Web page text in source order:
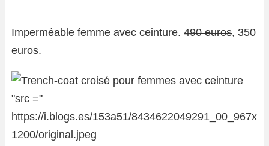
Imperméable femme avec ceinture. 490 euros, 350
euros.